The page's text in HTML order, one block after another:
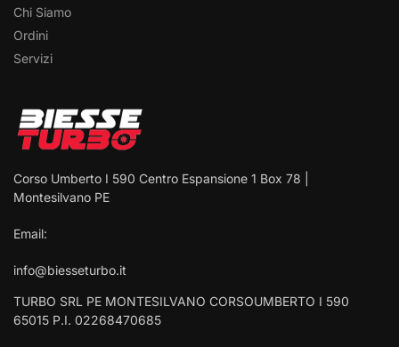
Chi Siamo
Ordini
Servizi
Corso Umberto I 590 Centro Espansione 1 Box 78 |
Montesilvano PE
Email:
info@biesseturbo.it
TURBO SRL PE MONTESILVANO CORSOUMBERTO I 590
65015 P.I. 02268470685